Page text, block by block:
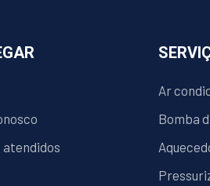
atendidos
Ar
Bomba